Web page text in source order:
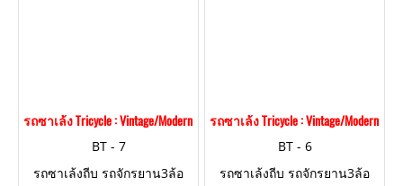
รถซาเล้ง Tricycle : Vintage/Modern Style BT - 7
BT - 7
รถซาเล้งถีบ รถจักรยาน3ล้อ
รถซาเล้ง Tricycle : Vintage/Modern
BT - 6
รถซาเล้งถีบ รถจักรยาน3ล้อ